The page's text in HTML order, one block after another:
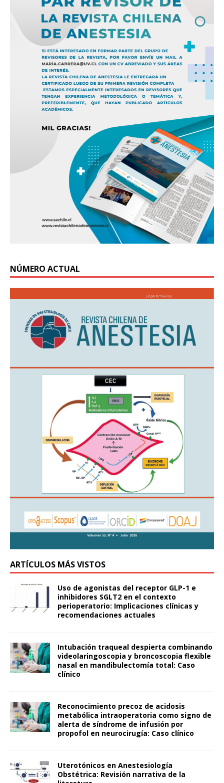
NÚMERO ACTUAL
ARTÍCULOS MÁS VISTOS
Uso de agonistas del receptor GLP-1 e
inhibidores SGLT2 en el contexto
perioperatorio: Implicaciones clínicas y
recomendaciones actuales
Intubación traqueal despierta combinando
videolaringoscopia y broncoscopia flexible
nasal en mandibulectomía total: Caso
clínico
Reconocimiento precoz de acidosis
metabólica intraoperatoria como signo de
alerta de síndrome de infusión por
propofol en neurocirugía: Caso clínico
Uterotónicos en Anestesiología
Obstétrica: Revisión narrativa de la